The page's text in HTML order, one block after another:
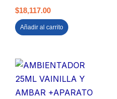
$18,117.00
Añadir al carrito